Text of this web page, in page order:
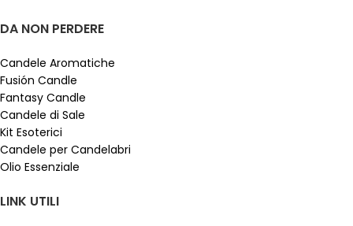
DA NON PERDERE
Candele Aromatiche
Fusión Candle
Fantasy Candle
Candele di Sale
Kit Esoterici
Candele per Candelabri
Olio Essenziale
LINK UTILI